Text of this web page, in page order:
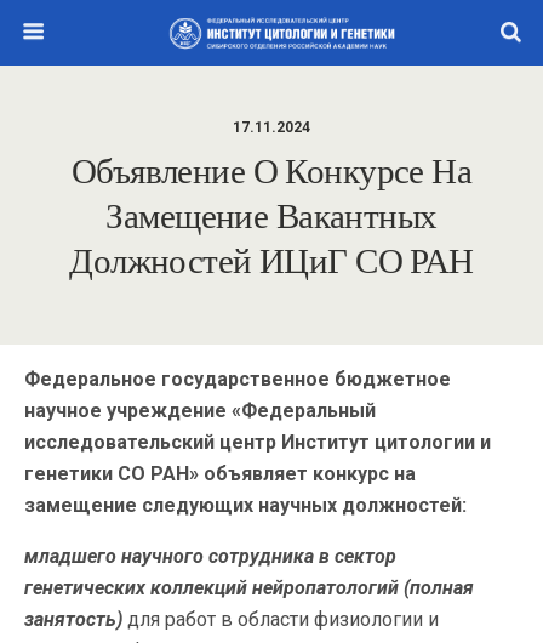
17.11.2024
Объявление О Конкурсе На
Замещение Вакантных
Должностей ИЦиГ СО РАН
Федеральное государственное бюджетное
научное учреждение «Федеральный
исследовательский центр Институт цитологии и
генетики СО РАН» объявляет конкурс на
замещение следующих научных должностей:
младшего научного сотрудника в сектор
генетических коллекций нейропатологий (полная
занятость) для работ в области физиологии и